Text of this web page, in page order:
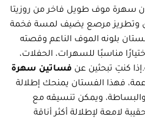
سهرة موف طويل فاخر من روزيتا
وتطريز مرصع يضيف لمسة فخمة
بلونه الموف الناعم وقصته
مناسبًا للسهرات، الحفلات،
كنتِ تبحثين عن فساتين سهرة
فهذا الفستان يمنحك إطلالة
ويمكن تنسيقه مع
لامعة لإطلالة أكثر أناقة